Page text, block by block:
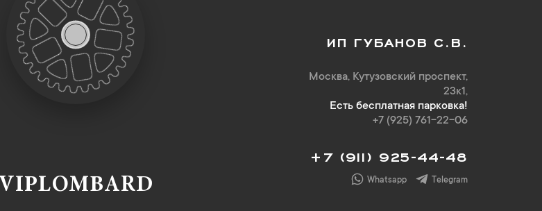
ИП ГУБАНОВ С.В.
Москва, Кутузовский проспект,
23к1,
Есть бесплатная парковка!
+7 (925) 761-22-06
+7 (911) 925-44-48
Whatsapp Telegram
VIPLOMBARD